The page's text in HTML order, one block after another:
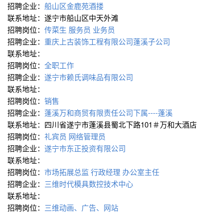
招聘企业： 船山区金鹿苑酒搂
联系地址：遂宁市船山区中天外滩
招聘岗位： 传菜生 服务员 业务员
招聘企业： 重庆上古装饰工程有限公司蓬溪子公司
联系地址：
招聘岗位： 全职工作
招聘企业： 遂宁市赖氏调味品有限公司
联系地址：
招聘岗位： 销售
招聘企业： 蓬溪万和商贸有限责任公司下属----蓬溪
联系地址：四川省遂宁市蓬溪县蜀北下路101＃万和大酒店
招聘岗位： 礼宾员 网络管理员
招聘企业： 遂宁市东正投资有限公司
联系地址：
招聘岗位： 市场拓展总监行政经理 办公室主任
招聘企业： 三维时代模具数控技术中心
联系地址：
招聘岗位： 三维动画、广告、网站